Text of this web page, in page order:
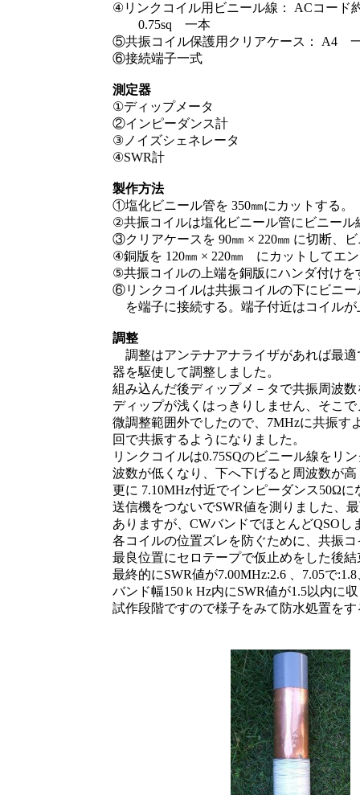
④リンクコイル用ビニール線： ACコー
0.75sq 一本
⑤共振コイル保護用クリアケース： A4
⑥接続端子一式
測定器
①ディップメータ
②インピーダンス計
③ノイズシェネレータ
④SWR計
製作方法
①塩化ビニール管を 350㎜にカットする。
②共振コイルは塩化ビニール管にビニー
③クリアケースを 90㎜ × 220㎜ に切断、
④銅版を 120㎜ × 220㎜ にカットしてエ
⑤共振コイルの上端を銅版にハンダ付けを
⑥リンクコイルは共振コイルの下にビニ
を端子に接続する。端子付近はコイル
調整
調整はアンテナアナライザがあれば最
器を駆使して調整しました。
組み込んだ後ディップメ－タで共振周波
ディップが浅くはっきりしません、そこ
微調整範囲外でしたので、7MHzに共振す
回で共振するようになりました。
リンクコイルは0.75SQのビニール線をリ
波数が低くなり、下へ下げると周波数が
更に 7.10MHz付近でインピーダンス50Ω
送信機をつないでSWR値を測りました、
ありますが、CWバンドでほとんどQSO
各コイルの位置ズレを防ぐために、共振
最良位置にセロテープで仮止めをした後
最終的にSWR値が7.00MHz:2.6 、7.05で
バンド幅150ｋHz内にSWR値が1.5以内に
試作段階ですので様子をみて防水処置を